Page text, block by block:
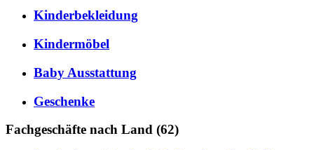
Kinderbekleidung
Kindermöbel
Baby Ausstattung
Geschenke
Fachgeschäfte nach Land (62)